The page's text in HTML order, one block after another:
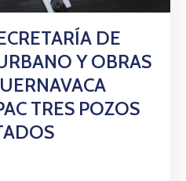
DE
Y OBRAS
TRES POZOS